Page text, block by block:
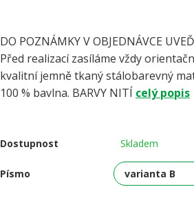
DO POZNÁMKY V OBJEDNÁVCE
Před realizací zasíláme vždy
kvalitní jemně tkaný stálobarevný
100 % bavlna. BARVY NITÍ celý popis
Dostupnost Skladem
Písmo